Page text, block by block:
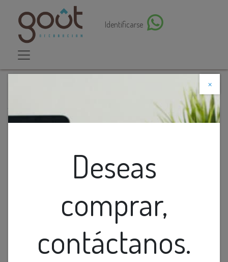
Identificarse
×
Deseas
comprar,
contáctanos.
Descuento web
Cuadro Abstraco Azul Rey Y Beige Morning Air